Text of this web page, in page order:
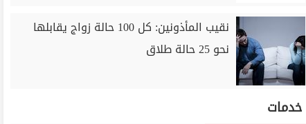
نقيب المأذونين: كل 100 حالة زواج يقابلها
نحو 25 حالة طلاق
خدمات